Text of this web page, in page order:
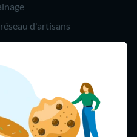
d'artisans
!
(8h-21h)